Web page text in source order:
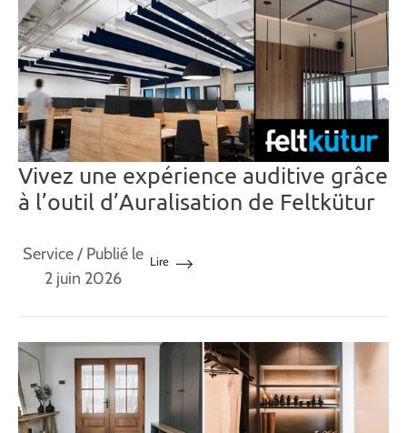
Vivez une expérience auditive grâce
à l’outil d’Auralisation de Feltkütur
Service/ Publié le
2 juin 2026
Lire